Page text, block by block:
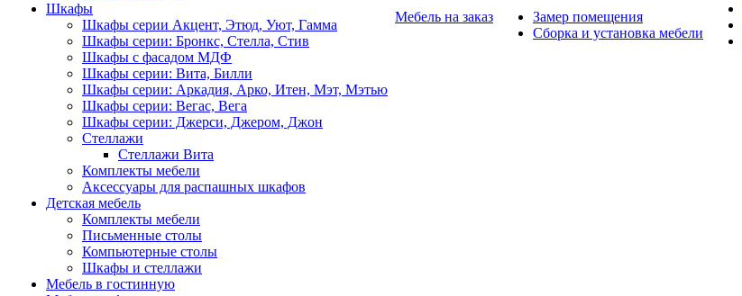
Шкафы
Шкафы серии Акцент, Этюд, Уют, Гамма
Шкафы серии: Бронкс, Стелла, Стив
Шкафы с фасадом МДФ
Шкафы серии: Вита, Билли
Шкафы серии: Аркадия, Арко, Итен, Мэт, Мэтью
Шкафы серии: Вегас, Вега
Шкафы серии: Джерси, Джером, Джон
Стеллажи
Стеллажи Вита
Комплекты мебели
Аксессуары для распашных шкафов
Детская мебель
Комплекты мебели
Письменные столы
Компьютерные столы
Шкафы и стеллажи
Мебель в гостинную
Мебель на заказ
Замер помещения
Сборка и установка мебели